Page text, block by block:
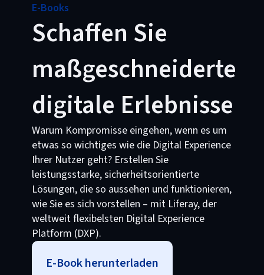
E-Books
Schaffen Sie
maßgeschneiderte
digitale Erlebnisse
Warum Kompromisse eingehen, wenn es um
etwas so wichtiges wie die Digital Experience
Ihrer Nutzer geht? Erstellen Sie
leistungsstarke, sicherheitsorientierte
Lösungen, die so aussehen und funktionieren,
wie Sie es sich vorstellen – mit Liferay, der
weltweit flexibelsten Digital Experience
Platform (DXP).
E-Book herunterladen